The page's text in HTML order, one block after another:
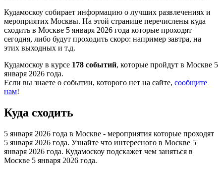
Кудамоскоу собирает информацию о лучших развлечениях и
мероприятих Москвы. На этой странице перечислены куда
сходить в Москве 5 января 2026 года которые проходят
сегодня, либо будут проходить скоро: например завтра, на
этих выходных и т.д.
Кудамоскоу в курсе 178 событий, которые пройдут в Москве 5
января 2026 года.
Если вы знаете о событии, которого нет на сайте, сообщите
нам!
Куда сходить
5 января 2026 года в Москве - мероприятия которые проходят
5 января 2026 года. Узнайте что интересного в Москве 5
января 2026 года. Кудамоскоу подскажет чем заняться в
Москве 5 января 2026 года.